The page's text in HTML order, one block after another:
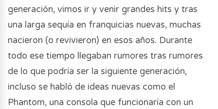
generación, vimos ir y venir grandes hits y tras
una larga sequía en franquicias nuevas, muchas
nacieron (o revivieron) en esos años. Durante
todo ese tiempo llegaban rumores tras rumores
de lo que podría ser la siguiente generación,
incluso se habló de ideas nuevas como el
Phantom, una consola que funcionaría con un